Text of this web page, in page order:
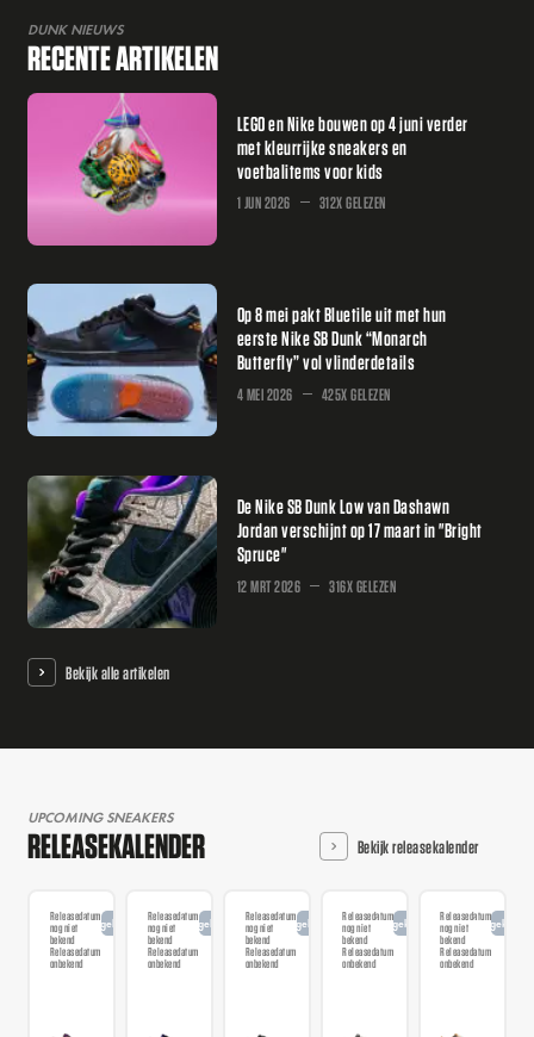
DUNK NIEUWS
RECENTE ARTIKELEN
LEGO en Nike bouwen op 4 juni verder
met kleurrijke sneakers en
voetbalitems voor kids
1 JUN 2026 312X GELEZEN
Op 8 mei pakt Bluetile uit met hun
eerste Nike SB Dunk “Monarch
Butterfly” vol vlinderdetails
4 MEI 2026 425X GELEZEN
De Nike SB Dunk Low van Dashawn
Jordan verschijnt op 17 maart in "Bright
Spruce"
12 MRT 2026 316X GELEZEN
Bekijk alle artikelen
UPCOMING SNEAKERS
RELEASEKALENDER Bekijk releasekalender
Releasedatum
nog niet
bekend
Releasedatum
onbekend
AangekondigdReleasedatum
nog niet
bekend
Releasedatum
onbekend
AangekondigdReleasedatum
nog niet
bekend
Releasedatum
onbekend
AangekondigdReleasedatum
nog niet
bekend
Releasedatum
onbekend
AangekondigdReleasedatum
nog niet
bekend
Releasedatum
onbekend